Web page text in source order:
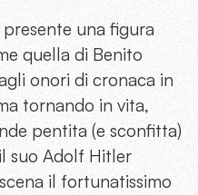
una figura
quella di Benito
onori di cronaca in
tornando in vita,
pentita (e sconfitta)
suo Adolf Hitler
il fortunatissimo